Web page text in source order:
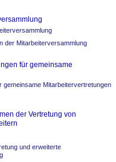
der Mitarbeiterversammlung
für gemeinsame
gemeinsame Mitarbeitervertretungen
der Vertretung von
und erweiterte